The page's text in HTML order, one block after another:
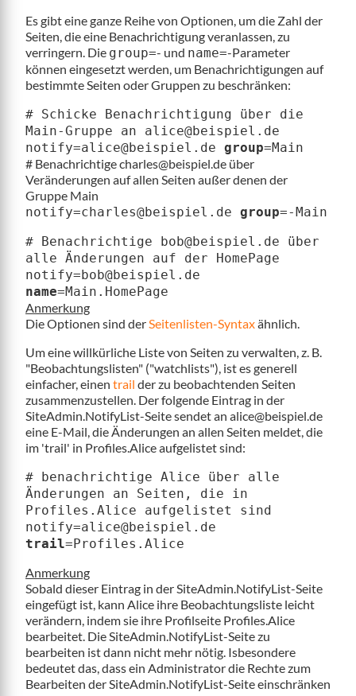
Es gibt eine ganze Reihe von Optionen, um die Zahl der
Seiten, die eine Benachrichtigung veranlassen, zu
verringern. Die group=- und name=-Parameter
können eingesetzt werden, um Benachrichtigungen auf
bestimmte Seiten oder Gruppen zu beschränken:
# Schicke Benachrichtigung über die
Main-Gruppe an alice@beispiel.de
notify=alice@beispiel.de group=Main
# Benachrichtige charles@beispiel.de über
Veränderungen auf allen Seiten außer denen der
Gruppe Main
notify=charles@beispiel.de group=-Main
# Benachrichtige bob@beispiel.de über
alle Änderungen auf der HomePage
notify=bob@beispiel.de
name=Main.HomePage
Anmerkung
Die Optionen sind der Seitenlisten-Syntaxähnlich.
Um eine willkürliche Liste von Seiten zu verwalten, z. B.
"Beobachtungslisten" ("watchlists"), ist es generell
einfacher, einen trail der zu beobachtenden Seiten
zusammenzustellen. Der folgende Eintrag in der
SiteAdmin.NotifyList-Seite sendet an alice@beispiel.de
eine E-Mail, die Änderungen an allen Seiten meldet, die
im 'trail' in Profiles.Alice aufgelistet sind:
# benachrichtige Alice über alle
Änderungen an Seiten, die in
Profiles.Alice aufgelistet sind
notify=alice@beispiel.de
trail=Profiles.Alice
Anmerkung
Sobald dieser Eintrag in der SiteAdmin.NotifyList-Seite
eingefügt ist, kann Alice ihre Beobachtungsliste leicht
verändern, indem sie ihre Profilseite Profiles.Alice
bearbeitet. Die SiteAdmin.NotifyList-Seite zu
bearbeiten ist dann nicht mehr nötig. Isbesondere
bedeutet das, dass ein Administrator die Rechte zum
Bearbeiten der SiteAdmin.NotifyList-Seite einschränken